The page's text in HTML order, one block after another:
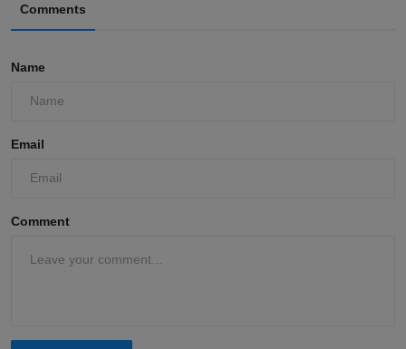
Comments
Name
Email
Comment